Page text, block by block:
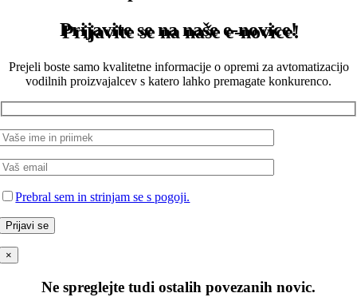
Prijavite se na naše e-novice!
Prejeli boste samo kvalitetne informacije o opremi za avtomatizacijo
vodilnih proizvajalcev s katero lahko premagate konkurenco.
Prebral sem in strinjam se s pogoji.
×
Ne spreglejte tudi ostalih povezanih novic.